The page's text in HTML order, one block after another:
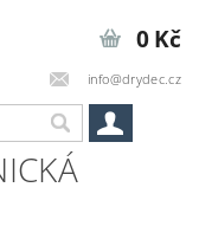
info@drydec.cz
0 Kč